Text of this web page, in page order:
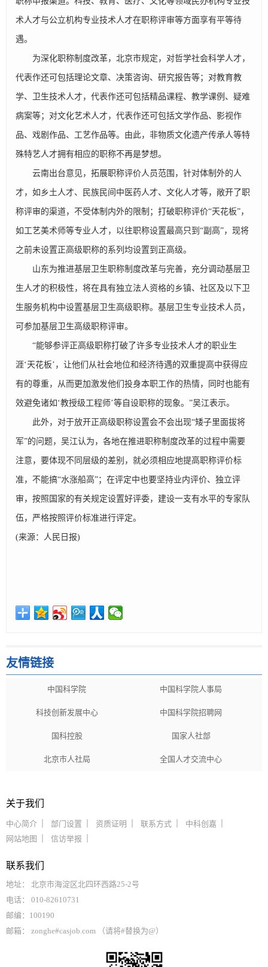
术人才与公立机构专业技术人才在职称评审等方面享有平等待
遇。
为深化职称制度改革，北京市规定，对哲学社会科学人才，
代表作还可包括理论文章、决策咨询、研究报告等；对教育教
学、卫生技术人才，代表作还可包括精品课程、教学课例、疑难
病案等；对文化艺术人才，代表作还可包括文学作品、影视作
品、戏剧作品、工艺作品等。由此，非物质文化遗产传承人等特
殊特艺人才拥有相应的职称不再是梦想。
云南出台意见，拓展职称评价人员范围，针对体制外的人
才，如乡土人才、民族民间中医药人才、文化人才等，敞开了职
称评审的渠道，不受体制内外的限制；打破职称评价“天花板”，
如工艺美术师等专业人才，以往职称设置最高只到“副高”，现将
之前未设置正高级职称的系列均设置到正高级。
山东为推进基层卫生职称制度改革与完善，充分调动基层卫
生人才的积极性，将在具有独立法人资格的乡镇、社区及以下卫
生服务机构中设置基层卫生高级职称。基层卫生专业技术人员，
可参加基层卫生高级职称评审。
“能够参评正高级职称打破了许多专业技术人才的职业生
涯‘天花板’，让他们从社会地位和经济待遇的双重提高中获得应
有的尊重，从而更加激发他们投身本职工作的热情，同时也能有
效避免诸如‘教授级工程师’等自设职称的现象。”吴江表示。
此外，对于放开正高级职称设置会不会出现“矮子里面拔将
军”的问题，吴江认为，各地在推进职称制度改革的过程中需要
注意，要体现不同层级的差别，就必须相应地提高职称评价标
准，不能搞“水涨船高”；在评定中也要坚持业内评价、独立评
审，按照国家的有关规定设置好评委，建设一支有水平的专家队
伍，严格按照评价标准进行评定。
(来源：人民日报)
友情链接
中国科学院 中国科学院人事局
科技创新发展中心 中国科学院招聘网
国科控股 国家人社部
北京市人社局 全国人才交流中心
关于我们
中心简介 部门设置 资质证明 联系方式
中科创嘉
网站地图
信访举报
联系我们
地址： 北京市海淀区北四环西路25-2号
电话： 010-82610731
邮编：100190
邮箱： zonghe#casjob.com （请将#替换为@）